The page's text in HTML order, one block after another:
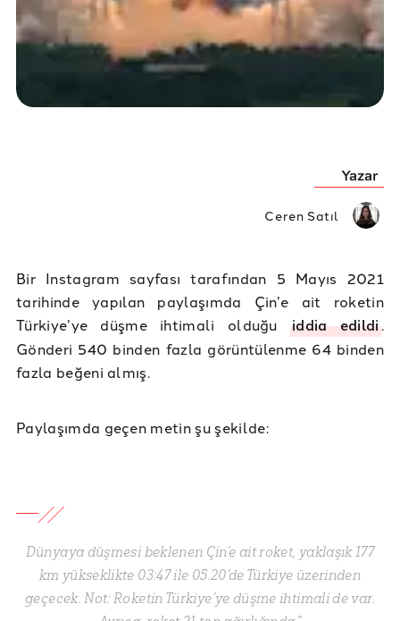
Yazar
Ceren Satıl
Bir Instagram sayfası tarafından 5 Mayıs 2021
tarihinde yapılan paylaşımda Çin’e ait roketin
Türkiye’ye düşme ihtimali olduğu iddia edildi.
Gönderi 540 binden fazla görüntülenme 64 binden
fazla beğeni almış.
Paylaşımda geçen metin şu şekilde:
Dünyaya düşmesi beklenen Çin’e ait roket, yaklaşık 177
km yükseklikte 03:47 ile 05.20’de Türkiye üzerinden
geçecek. Not: Roketin Türkiye’ye düşme ihtimali de var.